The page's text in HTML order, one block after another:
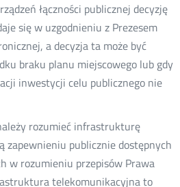
łączności publicznej decyzję
się w uzgodnieniu z Prezesem
a decyzja ta może być
braku planu miejscowego lub gdy
inwestycji celu publicznego nie
rozumieć infrastrukturę
zapewnieniu publicznie dostępnych
w rozumieniu przepisów Prawa
telekomunikacyjna to